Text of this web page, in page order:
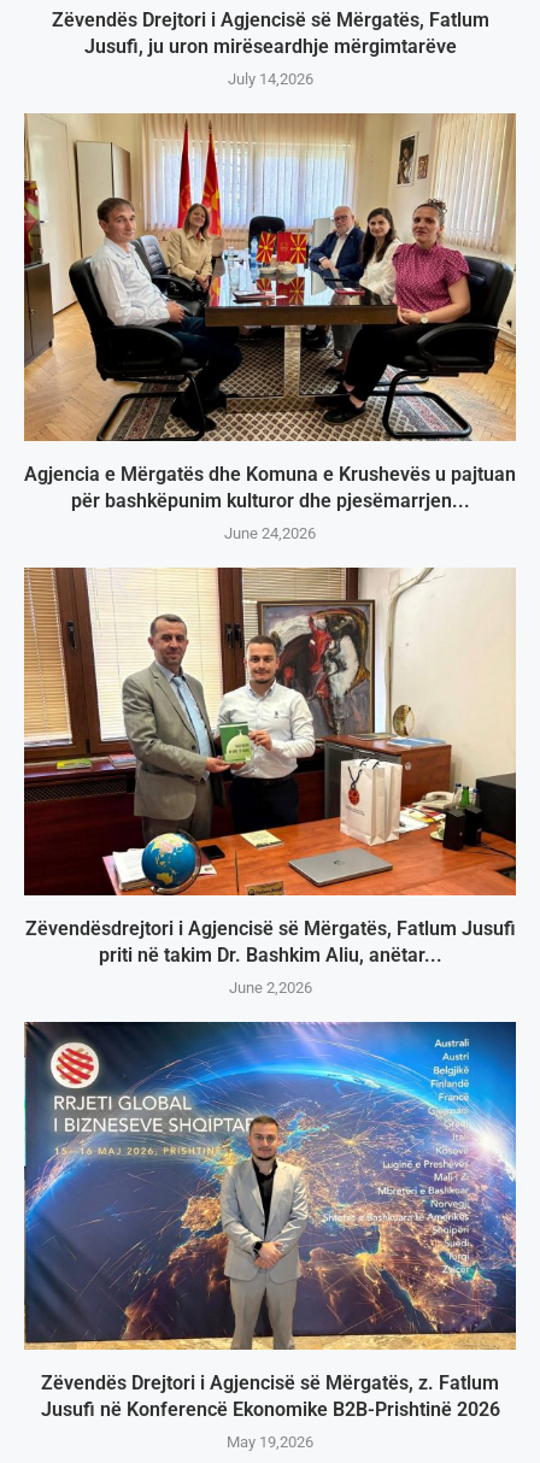
Zëvendës Drejtori i Agjencisë së Mërgatës, Fatlum
Jusufi, ju uron mirëseardhje mërgimtarëve
July 14,2026
Agjencia e Mërgatës dhe Komuna e Krushevës u pajtuan
për bashkëpunim kulturor dhe pjesëmarrjen...
June 24,2026
Zëvendësdrejtori i Agjencisë së Mërgatës, Fatlum Jusufi
priti në takim Dr. Bashkim Aliu, anëtar...
June 2,2026
Zëvendës Drejtori i Agjencisë së Mërgatës, z. Fatlum
Jusufi në Konferencë Ekonomike B2B-Prishtinë 2026
May 19,2026